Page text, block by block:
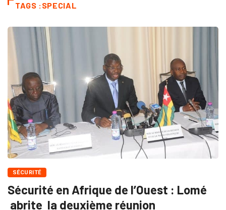
TAGS :SPECIAL
SÉCURITÉ
Sécurité en Afrique de l’Ouest : Lomé
abrite la deuxième réunion